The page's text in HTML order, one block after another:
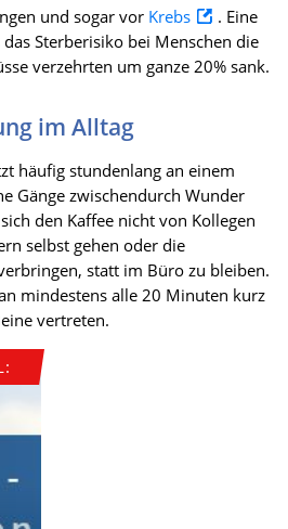
und sogar vor Krebs
. Eine
Sterberisiko bei Menschen die
verzehrten um ganze 20% sank.
im Alltag
häufig stundenlang an einem
Gänge zwischendurch Wunder
den Kaffee nicht von Kollegen
selbst gehen oder die
statt im Büro zu bleiben.
mindestens alle 20 Minuten kurz
vertreten.